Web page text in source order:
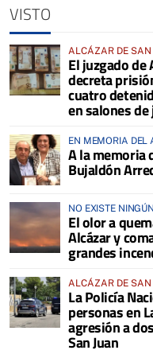
VISTO
ALCÁZAR DE SAN
El juzgado de
decreta
cuatro
en salones
EN MEMORIA DEL
ANIMALES
A la memoria
Bujaldón
NO EXISTE
COMARCA
El olor a
Alcázar y
grandes
ALCÁZAR DE SAN
La Policía
personas en
agresión a
San Juan